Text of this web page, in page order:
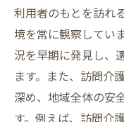
利用者のもとを訪れ
境を常に観察してい
況を早期に発見し、
ます。また、訪問介
深め、地域全体の安